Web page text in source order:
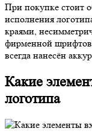
При покупке стоит
исполнения
краями,
фирменной
всегда нанесён
Какие
логотипа